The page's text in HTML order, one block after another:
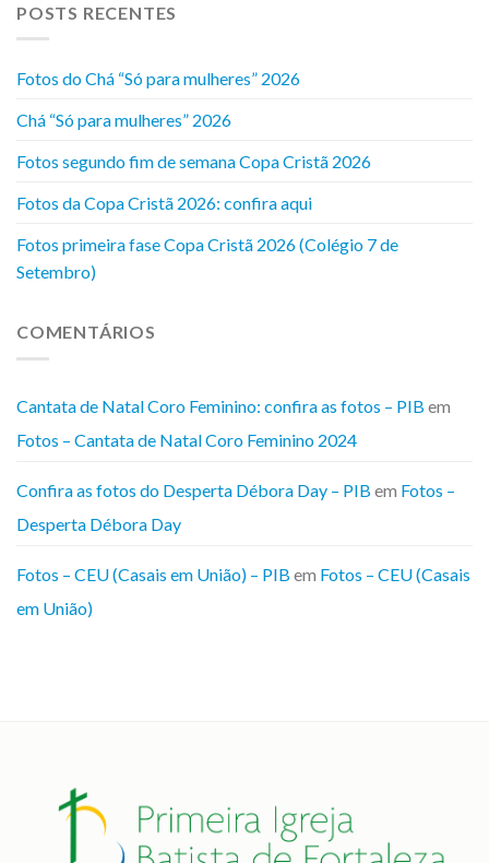
POSTS RECENTES
Fotos do Chá “Só para mulheres” 2026
Chá “Só para mulheres” 2026
Fotos segundo fim de semana Copa Cristã 2026
Fotos da Copa Cristã 2026: confira aqui
Fotos primeira fase Copa Cristã 2026 (Colégio 7 de
Setembro)
COMENTÁRIOS
Cantata de Natal Coro Feminino: confira as fotos – PIB em
Fotos – Cantata de Natal Coro Feminino 2024
Confira as fotos do Desperta Débora Day – PIB em Fotos –
Desperta Débora Day
Fotos – CEU (Casais em União) – PIB em Fotos – CEU (Casais
em União)